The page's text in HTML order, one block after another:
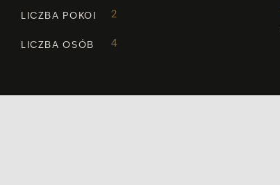
LICZBA POKOI 2
LICZBA OSÓB 4